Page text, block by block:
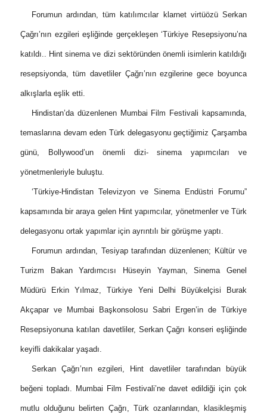
Forumun ardından, tüm katılımcılar klarnet virtüözü Serkan
Çağrı’nın ezgileri eşliğinde gerçekleşen ‘Türkiye Resepsiyonu’na
katıldı.. Hint sinema ve dizi sektöründen önemli isimlerin katıldığı
resepsiyonda, tüm davetliler Çağrı’nın ezgilerine gece boyunca
alkışlarla eşlik etti.
Hindistan’da düzenlenen Mumbai Film Festivali kapsamında,
temaslarına devam eden Türk delegasyonu geçtiğimiz Çarşamba
günü, Bollywood’un önemli dizi- sinema yapımcıları ve
yönetmenleriyle buluştu.
‘Türkiye-Hindistan Televizyon ve Sinema Endüstri Forumu”
kapsamında bir araya gelen Hint yapımcılar, yönetmenler ve Türk
delegasyonu ortak yapımlar için ayrıntılı bir görüşme yaptı.
Forumun ardından, Tesiyap tarafından düzenlenen; Kültür ve
Turizm Bakan Yardımcısı Hüseyin Yayman, Sinema Genel
Müdürü Erkin Yılmaz, Türkiye Yeni Delhi Büyükelçisi Burak
Akçapar ve Mumbai Başkonsolosu Sabri Ergen’in de Türkiye
Resepsiyonuna katılan davetliler, Serkan Çağrı konseri eşliğinde
keyifli dakikalar yaşadı.
Serkan Çağrı’nın ezgileri, Hint davetliler tarafından büyük
beğeni topladı. Mumbai Film Festivali’ne davet edildiği için çok
mutlu olduğunu belirten Çağrı, Türk ozanlarından, klasikleşmiş